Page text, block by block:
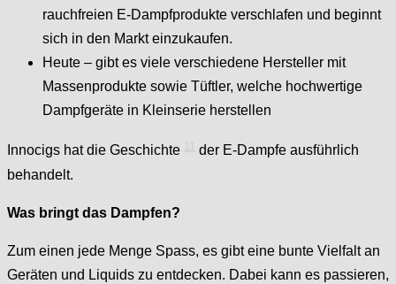
rauchfreien E-Dampfprodukte verschlafen und beginnt
sich in den Markt einzukaufen.
Heute – gibt es viele verschiedene Hersteller mit
Massenprodukte sowie Tüftler, welche hochwertige
Dampfgeräte in Kleinserie herstellen
Innocigs hat die Geschichte
der E-Dampfe ausführlich
behandelt.
Was bringt das Dampfen?
Zum einen jede Menge Spass, es gibt eine bunte Vielfalt an
Geräten und Liquids zu entdecken. Dabei kann es passieren,